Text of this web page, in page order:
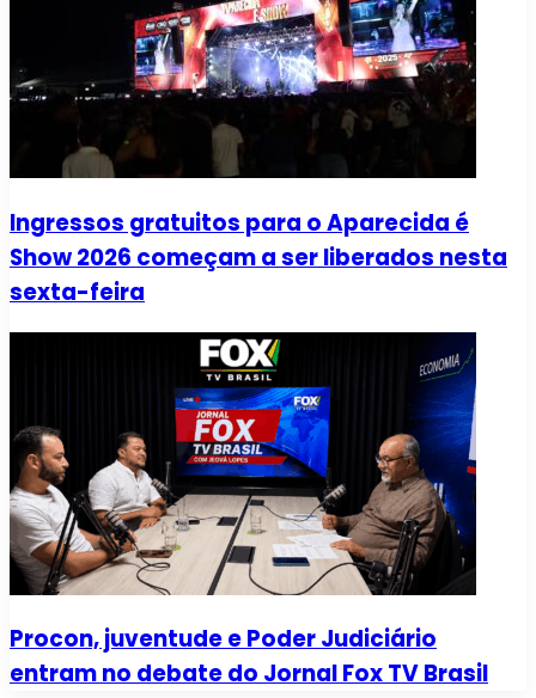
Ingressos gratuitos para o Aparecida é
Show 2026 começam a ser liberados nesta
sexta-feira
Procon, juventude e Poder Judiciário
entram no debate do Jornal Fox TV Brasil